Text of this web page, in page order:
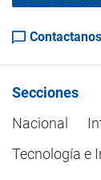
Contactanos
Secciones
Nacional
Tecnología e